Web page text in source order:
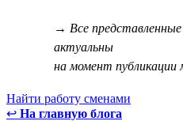
→ Все представленные
актуальны
на момент публикации
Найти работу сменами
↩ На главную блога